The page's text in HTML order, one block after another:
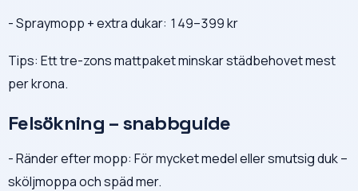
- Spraymopp + extra dukar: 149–399 kr
Tips: Ett tre-zons mattpaket minskar städbehovet mest
per krona.
Felsökning – snabbguide
- Ränder efter mopp: För mycket medel eller smutsig duk –
sköljmoppa och späd mer.